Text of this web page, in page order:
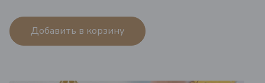
Добавить в корзину